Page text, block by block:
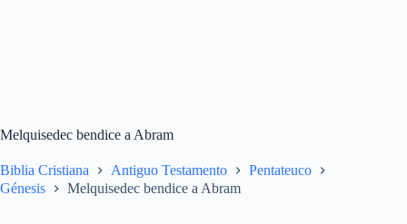
Melquisedec bendice a Abram
Biblia Cristiana Antiguo Testamento
Pentateuco
Génesis
Melquisedec bendice a Abram